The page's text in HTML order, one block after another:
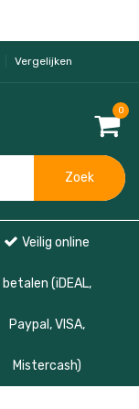
Vergelijken
0
Zoek
Veilig online
betalen (iDEAL,
Paypal, VISA,
Mistercash)